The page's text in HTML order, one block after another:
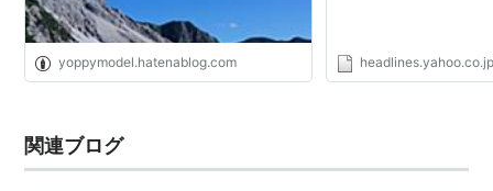
yoppymodel.hatenablog.com
関連ブログ